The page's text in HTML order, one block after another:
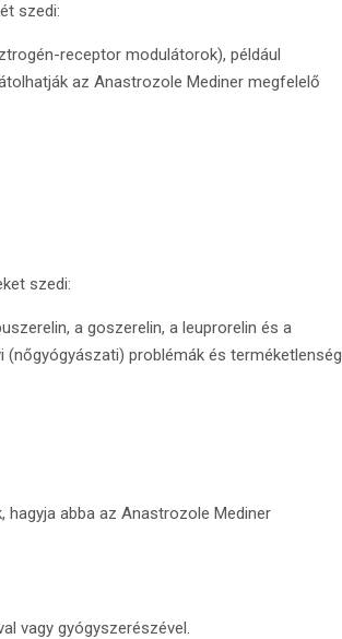
szedi:
receptor modulátorok), például
az Anastrozole Mediner megfelelő
szedi:
a goszerelin, a leuprorelin és a
problémák és terméketlenség
hagyja abba az Anastrozole Mediner
vagy gyógyszerészével.